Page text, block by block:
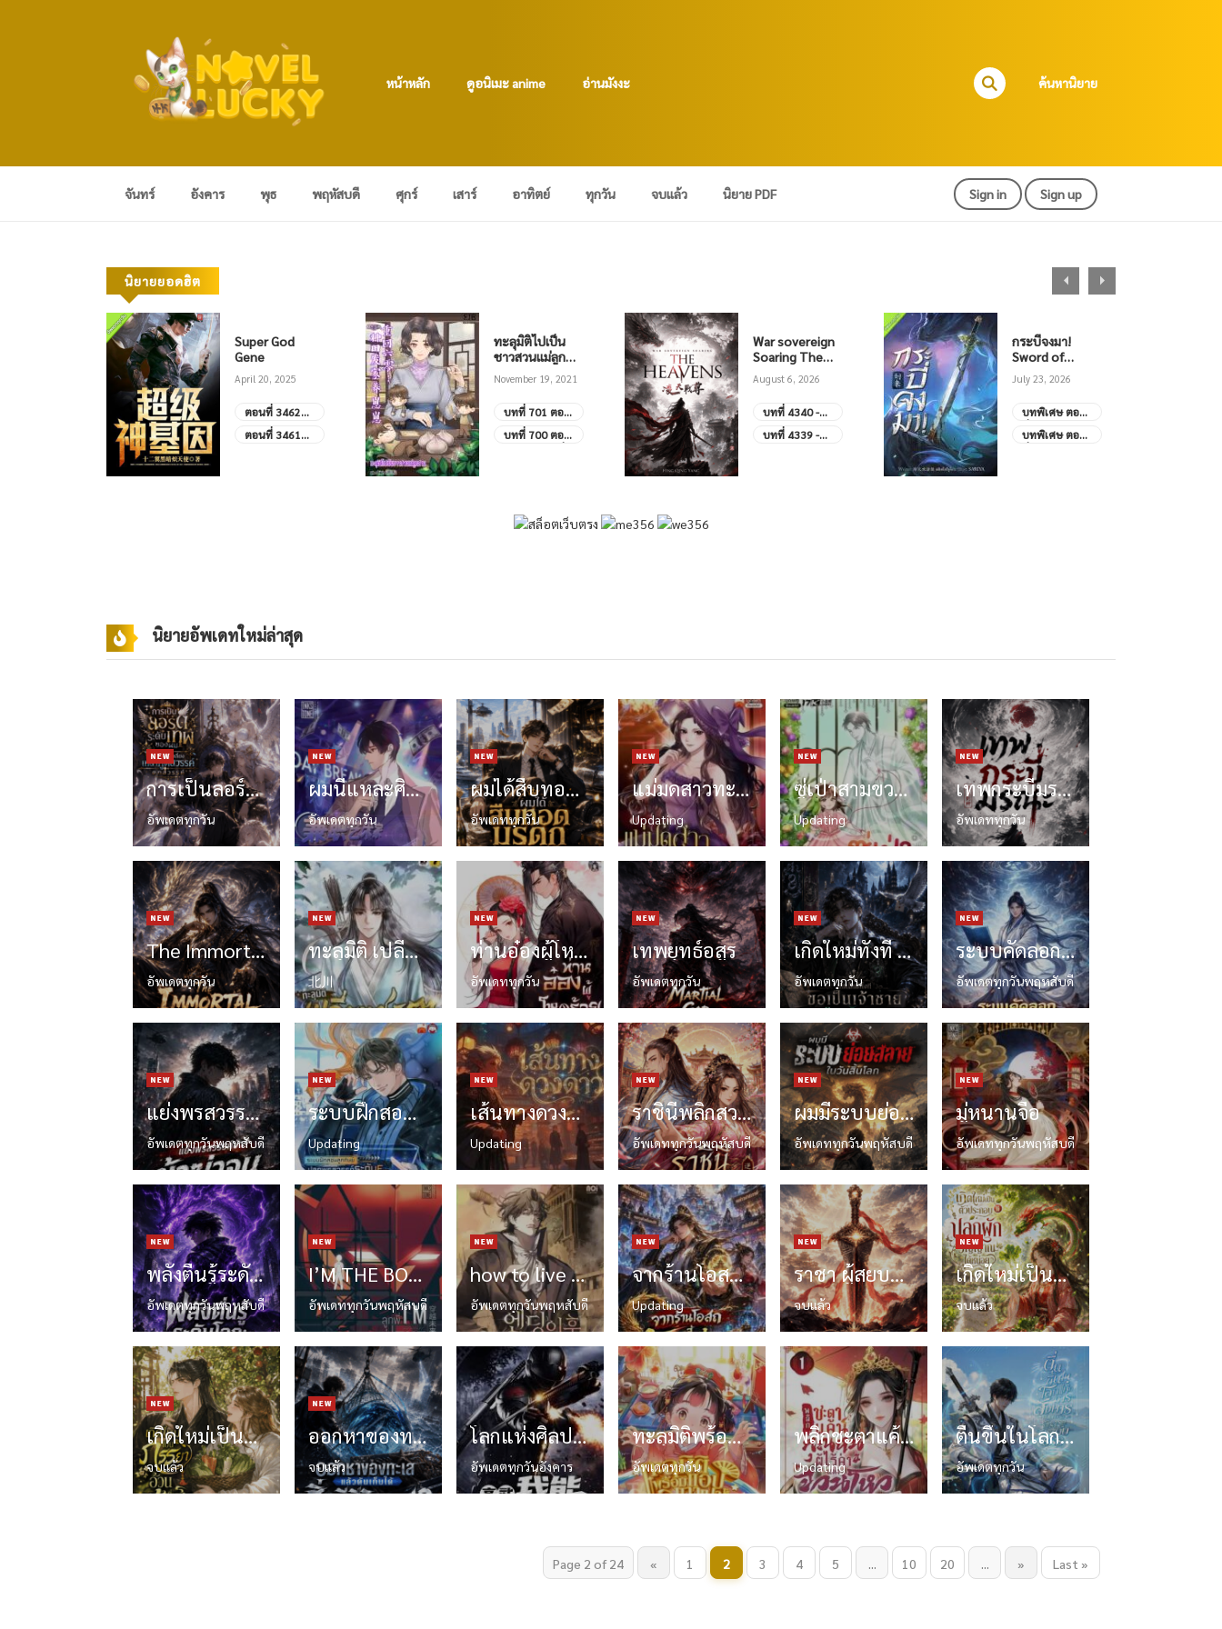
หน้าหลัก ดูอนิเมะ anime อ่านมังงะ ค้นหานิยาย
จันทร์ อังคาร พุธ พฤหัสบดี ศุกร์ เสาร์ อาทิตย์ ทุกวัน จบแล้ว นิยาย PDF Sign in Sign up
นิยายยอดฮิต
Super God
Gene
April 20, 2025
ตอนที่ 3462
บทส่งท้าย
ตอนที่ 3461
ทะลุมิติไปเป็น
ชาวสวนแม่ลูก
สาม
November 19, 2021
บทที่ 701 ตอน
พิเศษ 7- จบ
บทที่ 700 ตอน
War sovereign
Soaring The
Heavens นิยาย
PDF
August 6, 2026
บทที่ 4340 -
4340 ย้อนอดีต
บทที่ 4339 -
กระบี่จงมา!
Sword of
Coming
July 23, 2026
บทพิเศษ ตอน
ที่ 55.3 ใบท้อ
พบดอกท้อ
บทพิเศษ ตอน
นิยายอัพเดทใหม่ล่าสุด
การเป็นลอร์ดระดับเทพของผม คือการรับเลี้ยงเหล่าทูตสวรรค์ตกสวรรค์
อัพเดตทุกวัน
ผมนี่แหละศิลปินพาร์ตไทม์
อัพเดตทุกวัน
ผมได้สืบทอดมรดกร้อยพันล้าน
อัพเดททุกวัน
แม่มดสาวทะลุมิติมาเป็นดาราตกอับ ใช้คำสาปนำทางสู่ชื่อเสียง
Updating
ซู่เป่าสามขวบครึ่ง: หนูน้อยอาคมเต๋ากับยอดคุณลุงทั้งแปด
Updating
เทพกระบี่มรณะ (Chaotic sword god)
อัพเดททุกวัน
The Immortal Emperor Returns จักรพรรดิอมตะหวนคืน
อัพเดตทุกวัน
ทะลุมิติ เปลี่ยนชะตา ชีวิตนี้ของข้าต้องรุ่งโรจน์
北川
ท่านอ๋องผู้โหดร้ายกับหมอปีศาจ
อัพเดททุกวัน
เทพยุทธ์อสูร
อัพเดตทุกวัน
เกิดใหม่ทั้งที ขอเป็นเจ้าชายเลือดผสมแห่งฮอกวอตส์
อัพเดตทุกวัน
ระบบคัดลอกพรสวรรค์สะท้านยุทธภพ
อัพเดตทุกวันพฤหสับดี
แย่งพรสวรรค์ข้า? ข้าฆ่าจนสะเทือนทั้งโลก!
อัพเดตทุกวันพฤหสับดี
ระบบฝึกสอนลูกศิษย์ : ปลุกพรสวรรค์ระดับ F เป็น พรสวรรค์ระดับ SSS!
Updating
เส้นทางดวงดาว
Updating
ราชินีพลิกสวรรค์
อัพเดททุกวันพฤหัสบดี
ผมมีระบบย่อยสลายในวันสิ้นโลก
อัพเดททุกวันพฤหัสบดี
มู่หนานจือ
อัพเดททุกวันพฤหัสบดี
พลังตื่นรู้ระดับโลก: เริ่มต้นด้วยอัสนีม่วงสวรรค์
อัพเดตทุกวันพฤหสับดี
I’M THE BOSS ลูกพี่หุ่นเทวะ
อัพเดททุกวันพฤหัสบดี
how to live as a knight after the ending วิธีการใช้ชีวิตเป็นอัศวินหลังจบเกม
อัพเดตทุกวันพฤหสับดี
จากร้านโอสถสู่จ้าวหมื่นภพ
Updating
ราชา ผู้สยบสองภพ แห่งสวรรค์และปฐพี
จบแล้ว
เกิดใหม่เป็นตัวประกอบที่ปลูกผักวิญญาณได้นิดหน่อย
จบแล้ว
เกิดใหม่เป็นภรรยาอ้วนที่สามีเกลียดชัง
จบแล้ว
ออกหาของทะเลแล้วดันเก็บได้สิ่งมีชีวิตทะเลสุดพิเศษวันสิ้นโลก
จบแล้ว
โลกแห่งศิลปะการต่อสู้ขั้นสูง : ข้าสามารถคัดลอกพรสวรรค์ได้
อัพเดตทุกวันอังคาร
ทะลุมิติพร้อมแอปเถาเปา โอ้ตาเฒ่า องค์หญิงอย่างเราขอเป็นเศรษฐี
อัพเดตทุกวัน
พลิกชะตาแค้น : คุณหนูผู้ไร้ค่าแห่งจวนโหว
Updating
ตื่นขึ้นในโลกแห่งการสังหารด้วยความสามารถระดับ SSS! [นิยายแปล]
อัพเดตทุกวัน
Page 2 of 24 « 1 2 3 4 5 ... 10 20 ... » Last »